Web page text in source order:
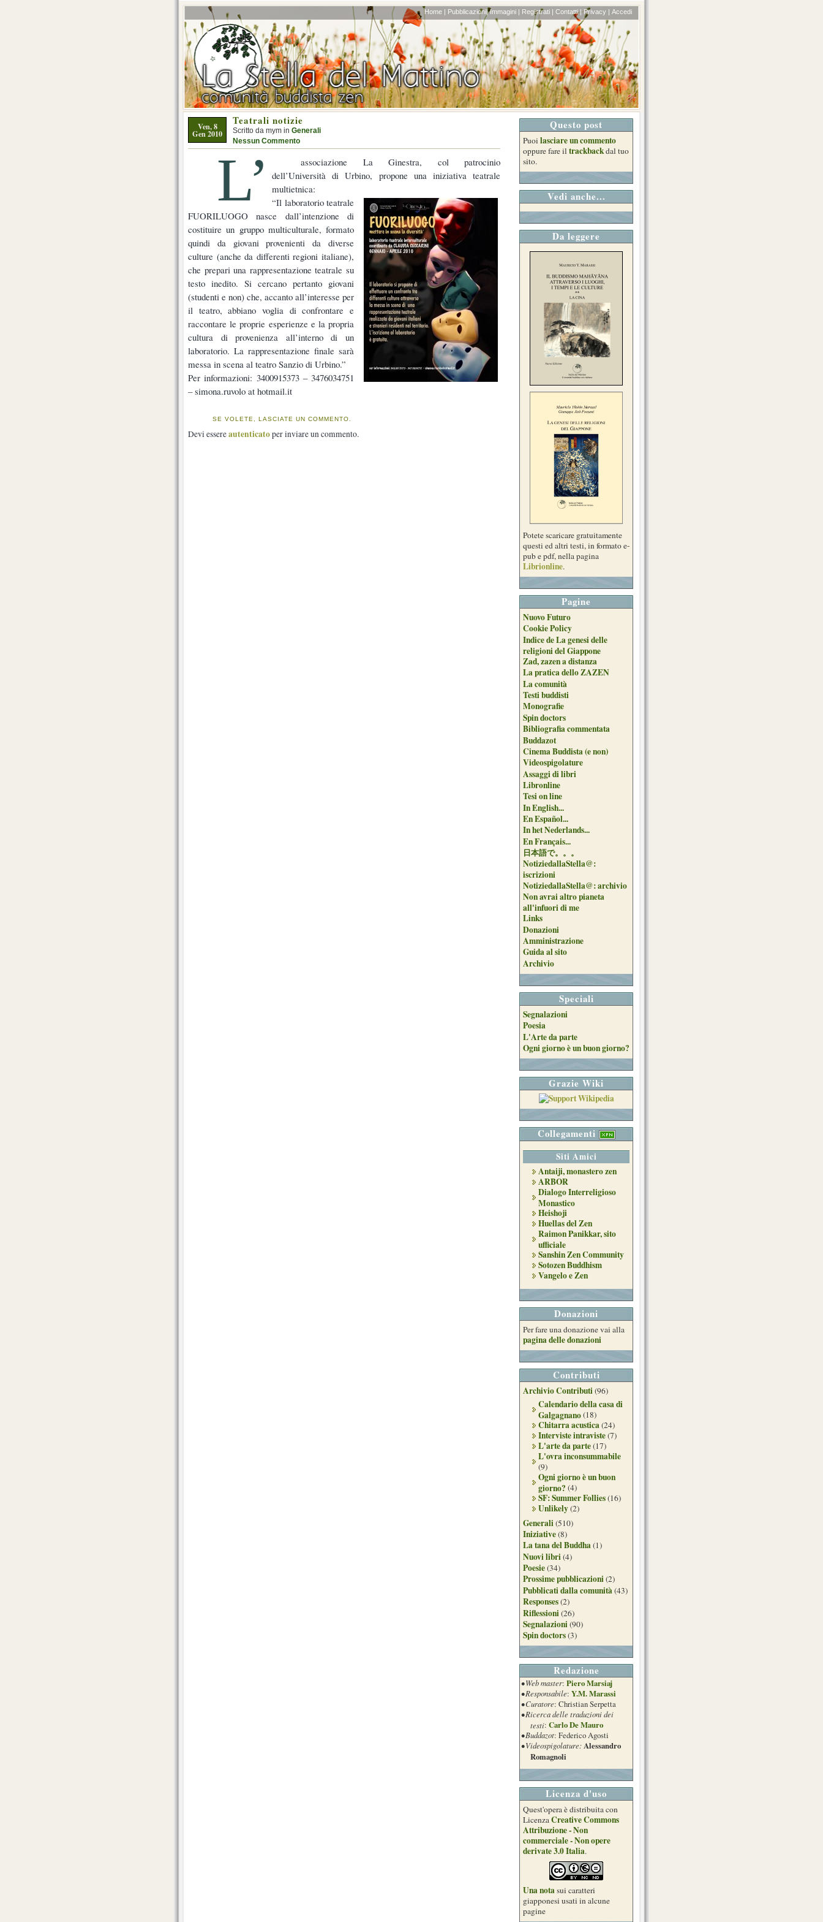
Home | Pubblicazioni| Immagini | Registrati | Contatti | Privacy | Accedi
Ven, 8
Gen 2010
Teatrali notizie
Scritto da mym in Generali
Nessun Commento
L’
associazione La Ginestra, col patrocinio
dell’Università di Urbino, propone una iniziativa teatrale
multietnica:
“Il laboratorio teatrale
FUORILUOGO nasce dall’intenzione di
costituire un gruppo multiculturale, formato
quindi da giovani provenienti da diverse
culture (anche da differenti regioni italiane),
che prepari una rappresentazione teatrale su
testo inedito. Si cercano pertanto giovani
(studenti e non) che, accanto all’interesse per
il teatro, abbiano voglia di confrontare e
raccontare le proprie esperienze e la propria
cultura di provenienza all’interno di un
laboratorio. La rappresentazione finale sarà
messa in scena al teatro Sanzio di Urbino.”
Per informazioni: 3400915373 – 3476034751
– simona.ruvolo at hotmail.it
SE VOLETE, LASCIATE UN COMMENTO.
Devi essereautenticatoper inviare un commento.
Questo post
Puoi lasciare un commento
oppure fare il trackbackdal tuo
sito.
Vedi anche...
Da leggere
Potete scaricare gratuitamente
questi ed altri testi, in formato e-
pub e pdf, nella pagina
Librionline.
Pagine
Nuovo Futuro
Cookie Policy
Indice de La genesi delle
religioni del Giappone
Zad, zazen a distanza
La pratica dello ZAZEN
La comunità
Testi buddisti
Monografie
Spin doctors
Bibliografia commentata
Buddazot
Cinema Buddista (e non)
Videospigolature
Assaggi di libri
Libronline
Tesi on line
In English...
En Español...
In het Nederlands...
En Français...
日本語で。。。
NotiziedallaStella@:
iscrizioni
NotiziedallaStella@: archivio
Non avrai altro pianeta
all'infuori di me
Links
Donazioni
Amministrazione
Guida al sito
Archivio
Speciali
Segnalazioni
Poesia
L'Arte da parte
Ogni giorno è un buon giorno?
Grazie Wiki
Collegamenti
Siti Amici
Antaiji, monastero zen
ARBOR
Dialogo Interreligioso
Monastico
Heishoji
Huellas del Zen
Raimon Panikkar, sito
ufficiale
Sanshin Zen Community
Sotozen Buddhism
Vangelo e Zen
Donazioni
Per fare una donazione vai alla
pagina delle donazioni
Contributi
Archivio Contributi(96)
Calendario della casa di
Galgagnano(18)
Chitarra acustica(24)
Interviste intraviste(7)
L'arte da parte(17)
L'ovra inconsummabile
(9)
Ogni giorno è un buon
giorno? (4)
SF: Summer Follies(16)
Unlikely(2)
Generali(510)
Iniziative(8)
La tana del Buddha(1)
Nuovi libri(4)
Poesie(34)
Prossime pubblicazioni(2)
Pubblicati dalla comunità(43)
Responses(2)
Riflessioni(26)
Segnalazioni(90)
Spin doctors(3)
Redazione
• Web master: Piero Marsiaj
• Responsabile: Y.M. Marassi
• Curatore: Christian Serpetta
• Ricerca delle traduzioni dei
testi: Carlo De Mauro
• Buddazot: Federico Agosti
• Videospigolature:Alessandro
Romagnoli
Licenza d'uso
Quest'opera è distribuita con
LicenzaCreative Commons
Attribuzione - Non
commerciale - Non opere
derivate 3.0 Italia.
Una notasui caratteri
giapponesi usati in alcune
pagine